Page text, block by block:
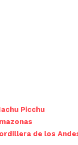
Picchu
de los